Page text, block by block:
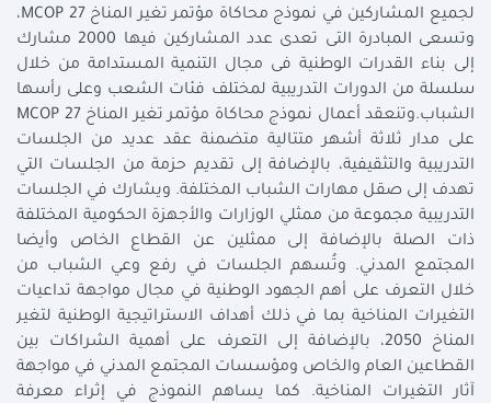
لجميع المشاركين في نموذج محاكاة مؤتمر تغير المناخ MCOP 27،
وتسعى المبادرة التى تعدى عدد المشاركين فيها 2000 مشارك
إلى بناء القدرات الوطنية فى مجال التنمية المستدامة من خلال
سلسلة من الدورات التدريبية لمختلف فئات الشعب وعلى رأسها
الشباب.وتنعقد أعمال نموذج محاكاة مؤتمر تغير المناخ MCOP 27
على مدار ثلاثة أشهر متتالية متضمنة عقد عديد من الجلسات
التدريبية والتثقيفية، بالإضافة إلى تقديم حزمة من الجلسات التي
تهدف إلى صقل مهارات الشباب المختلفة. ويشارك في الجلسات
التدريبية مجموعة من ممثلي الوزارات والأجهزة الحكومية المختلفة
ذات الصلة بالإضافة إلى ممثلين عن القطاع الخاص وأيضا
المجتمع المدني. وتُسهم الجلسات في رفع وعي الشباب من
خلال التعرف على أهم الجهود الوطنية في مجال مواجهة تداعيات
التغيرات المناخية بما في ذلك أهداف الاستراتيجية الوطنية لتغير
المناخ 2050، بالإضافة إلى التعرف على أهمية الشراكات بين
القطاعين العام والخاص ومؤسسات المجتمع المدني في مواجهة
آثار التغيرات المناخية. كما يساهم النموذج في إثراء معرفة